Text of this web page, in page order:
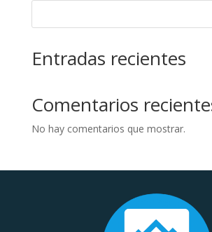
Entradas recientes
Comentarios
No hay comentarios que mostrar.